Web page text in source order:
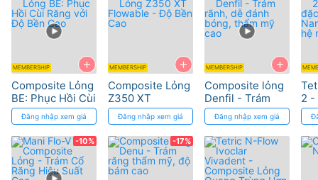
+
MEMBERSHIP
Composite Lỏng
BE: Phục Hồi Cùi
Răng với Độ Bền
Cao
Đăng nhập xem giá
-10%
+
MEMBERSHIP
Composite Lỏng
Z350 XT
Flowable - Độ
Bền Cao
Đăng nhập xem giá
-17%
+
MEMBERSHIP
Composite lỏng
Denfil - Trám
rãnh, dễ đánh
bóng, thẩm mỹ
cao
Đăng nhập xem giá
2 -
hệ